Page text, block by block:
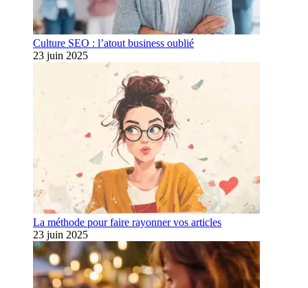
Culture SEO : l’atout business oublié
23 juin 2025
La méthode pour faire rayonner vos articles
23 juin 2025